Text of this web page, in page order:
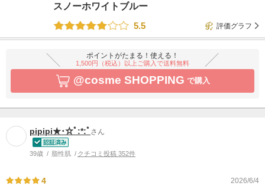
スノーホワイトブルー
5.5
評価グラフ
ポイントがたまる！使える！
1,500円（税込）以上ご購入で送料無料
@cosme SHOPPING で購入
pipipi★･☆ﾟ:*:ﾟ さん
39歳 脂性肌 クチコミ投稿 352件
4 2026/6/4